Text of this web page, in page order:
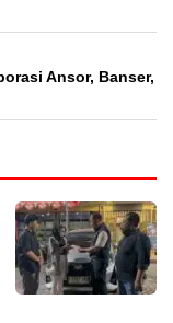
Ansor, Banser,